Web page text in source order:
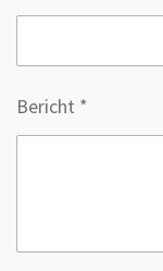
Bericht *